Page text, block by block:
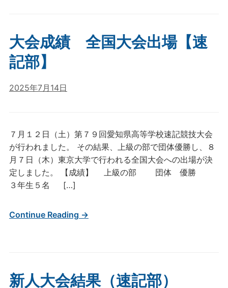
大会成績 全国大会出場【速
記部】
2025年7月14日
７月１２日（土）第７９回愛知県高等学校速記競技大会
が行われました。 その結果、上級の部で団体優勝し、８
月７日（木）東京大学で行われる全国大会への出場が決
定しました。 【成績】 上級の部 団体 優勝
３年生５名 […]
Continue Reading →
新人大会結果（速記部）